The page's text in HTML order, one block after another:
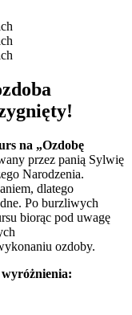
na „Ozdobę
przez panią Sylwię
Narodzenia.
dlatego
Po burzliwych
biorąc pod uwagę
ozdoby.
wyróżnienia: